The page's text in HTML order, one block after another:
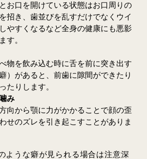
お口を開けている状態はお口周りの
招き、歯並びを乱すだけでなくウイ
やすくなるなど全身の健康にも悪影
す。
物を飲み込む時に舌を前に突き出す
）があると、前歯に隙間ができたり
たりします。
み
向から顎に力がかかることで顔の歪
せのズレを引き起こすことがありま
ような癖が見られる場合は注意深